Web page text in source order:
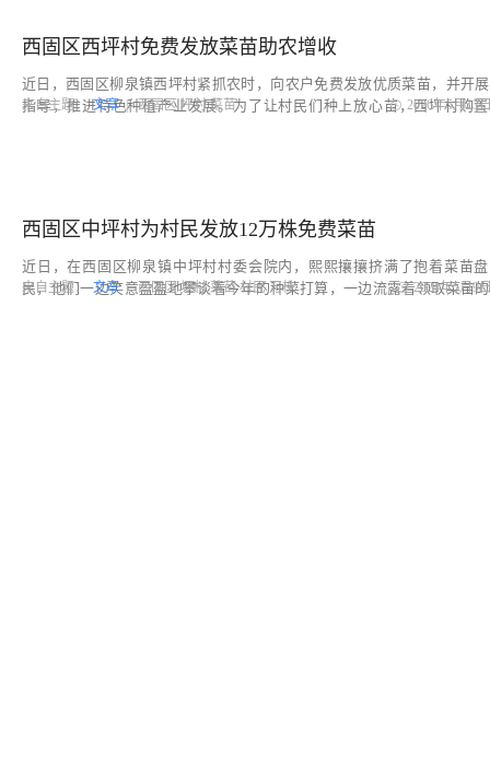
西固
西固区西坪村免费发放菜苗助农增收
近日，西固区柳泉镇西坪村紧抓农时，向农户免费发放优质菜苗，并开
指导，推进特色种植产业发展。为了让村民们种上放心苗，西坪村购
来自主题：文章 | 西固区 坪村 菜苗 2026年5月13
西固
西固区中坪村为村民发放12万株免费菜苗
近日，在西固区柳泉镇中坪村村委会院内，熙熙攘攘挤满了抱着菜苗
民，他们一边笑意盈盈地攀谈着今年的种菜打算，一边流露着领取菜苗
来自主题：文章 | 西固区 坪村 菜苗 村民 万株 2024年5月9